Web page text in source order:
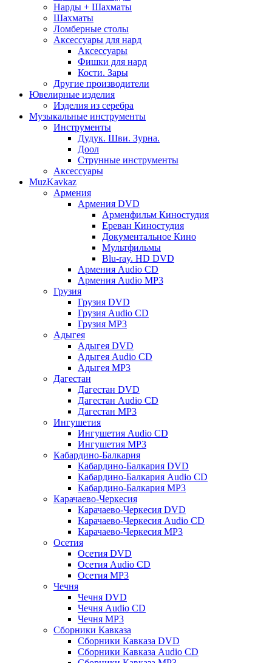
Нарды + Шахматы
Шахматы
Ломберные столы
Аксессуары для нард
Аксессуары
Фишки для нард
Кости. Зары
Другие производители
Ювелирные изделия
Изделия из серебра
Музыкальные инструменты
Инструменты
Дудук. Шви. Зурна.
Доол
Струнные инструменты
Аксессуары
MuzKavkaz
Армения
Армения DVD
Арменфильм Киностудия
Ереван Киностудия
Документальное Кино
Мультфильмы
Blu-ray. HD DVD
Армения Audio CD
Армения Audio MP3
Грузия
Грузия DVD
Грузия Audio CD
Грузия MP3
Адыгея
Адыгея DVD
Адыгея Audio CD
Адыгея MP3
Дагестан
Дагестан DVD
Дагестан Audio CD
Дагестан MP3
Ингушетия
Ингушетия Audio CD
Ингушетия MP3
Кабардино-Балкария
Кабардино-Балкария DVD
Кабардино-Балкария Audio CD
Кабардино-Балкария MP3
Карачаево-Черкесия
Карачаево-Черкесия DVD
Карачаево-Черкесия Audio CD
Карачаево-Черкесия MP3
Осетия
Осетия DVD
Осетия Audio CD
Осетия MP3
Чечня
Чечня DVD
Чечня Audio CD
Чечня MP3
Сборники Кавказа
Сборники Кавказа DVD
Сборники Кавказа Audio CD